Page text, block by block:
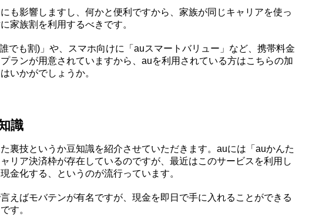
も影響しますし、何かと便利ですから、家族が同じキャリアを使っ
家族割を利用するべきです。
でも割)」や、スマホ向けに「auスマートバリュー」など、携帯料金
ランが用意されていますから、auを利用されている方はこちらの加
いかがでしょうか。
識
裏技というか豆知識を紹介させていただきます。auには「auかんた
リア決済枠が存在しているのですが、最近はこのサービスを利用し
金化する、というのが流行っています。
えばモバテンが有名ですが、現金を即日で手に入れることができる
す。